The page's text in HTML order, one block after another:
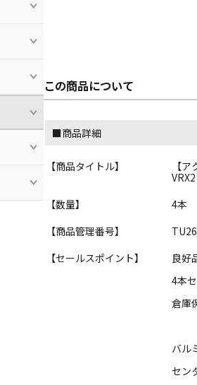
この商品について
■商品詳細
【商品タイトル】
【
【数量】
4本
【商品管理番号】
【セールスポイント】
良好
4本
倉庫
バル
セン